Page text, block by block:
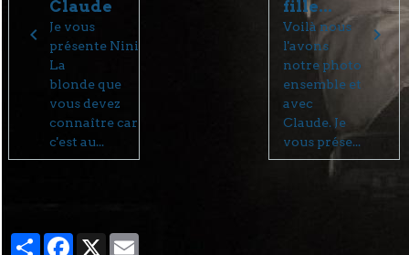
Claude
Je vous
présente Nini
La
blonde que
vous devez
connaître car
c'est au...
fille...
Voilà nous
l'avons
notre photo
ensemble et
avec
Claude. Je
vous prése...
PartagerFacebook
X